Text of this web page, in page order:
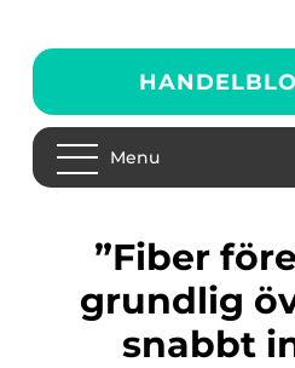
Menu
”Fiber företag”: En
grundlig
snabbt